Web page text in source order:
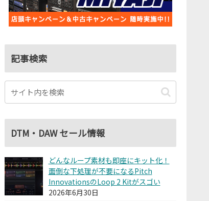
記事検索
DTM・DAW セール情報
どんなループ素材も即座にキット化！
面倒な下処理が不要になるPitch
InnovationsのLoop 2 Kitがスゴい
2026年6月30日